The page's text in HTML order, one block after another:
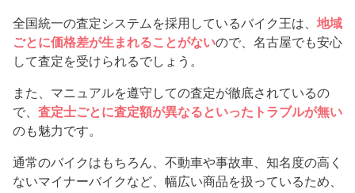
全国統一の査定システムを採用しているバイク王は、 地域
ごとに価格差が生まれることがないので、名古屋でも安心
して査定を受けられるでしょう。
また、マニュアルを遵守しての査定が徹底されているの
で、 査定士ごとに査定額が異なるといったトラブルが無い
のも魅力です。
通常のバイクはもちろん、不動車や事故車、知名度の高く
ないマイナーバイクなど、幅広い商品を扱っているため、